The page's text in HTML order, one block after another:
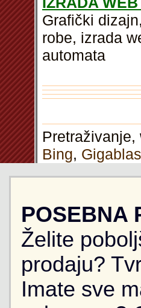
Grafički
robe, izrada
automata
Pretraživanje,
Bing,
POSEBNA
Želite
prodaju?
Imate sve